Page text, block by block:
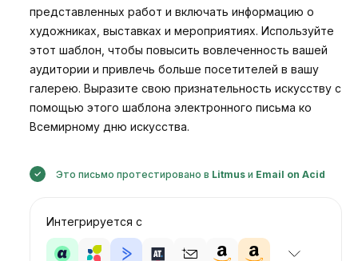
представленных работ и включать информацию о
художниках, выставках и мероприятиях. Используйте
этот шаблон, чтобы повысить вовлеченность вашей
аудитории и привлечь больше посетителей в вашу
галерею. Выразите свою признательность искусству с
помощью этого шаблона электронного письма ко
Всемирному дню искусства.
Это письмо протестировано в Litmusи Email on Acid
Интегрируется с